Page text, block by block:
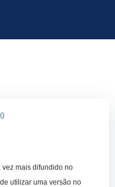
vez mais difundido no
utilizar uma versão no